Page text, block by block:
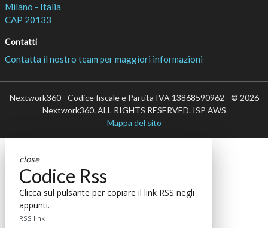
Milano - Italia
CAP 20133
Contatti
Contatta il nostro team per maggiori informazioni
Nextwork360 - Codice fiscale e Partita IVA 13868590962 - © 2026
Nextwork360. ALL RIGHTS RESERVED. ISP AWS
Mappa del sito
close
Codice Rss
Clicca sul pulsante per copiare il link RSS negli
appunti.
RSS link